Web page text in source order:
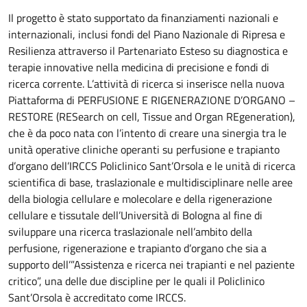
Il progetto è stato supportato da finanziamenti nazionali e
internazionali, inclusi fondi del Piano Nazionale di Ripresa e
Resilienza attraverso il Partenariato Esteso su diagnostica e
terapie innovative nella medicina di precisione e fondi di
ricerca corrente. L’attività di ricerca si inserisce nella nuova
Piattaforma di PERFUSIONE E RIGENERAZIONE D’ORGANO –
RESTORE (RESearch on cell, Tissue and Organ REgeneration),
che è da poco nata con l’intento di creare una sinergia tra le
unità operative cliniche operanti su perfusione e trapianto
d’organo dell’IRCCS Policlinico Sant’Orsola e le unità di ricerca
scientifica di base, traslazionale e multidisciplinare nelle aree
della biologia cellulare e molecolare e della rigenerazione
cellulare e tissutale dell’Università di Bologna al fine di
sviluppare una ricerca traslazionale nell’ambito della
perfusione, rigenerazione e trapianto d’organo che sia a
supporto dell’”Assistenza e ricerca nei trapianti e nel paziente
critico”, una delle due discipline per le quali il Policlinico
Sant’Orsola è accreditato come IRCCS.